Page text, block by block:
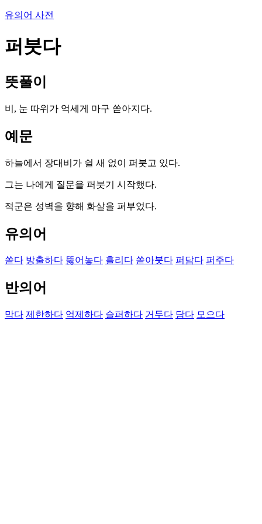
유의어 사전
퍼붓다
뜻풀이
비, 눈 따위가 억세게 마구 쏟아지다.
예문
하늘에서 장대비가 쉴 새 없이 퍼붓고 있다.
그는 나에게 질문을 퍼붓기 시작했다.
적군은 성벽을 향해 화살을 퍼부었다.
유의어
쏟다 방출하다 뚫어놓다 흘리다 쏟아붓다 퍼담다 퍼주다
반의어
막다 제한하다 억제하다 슬퍼하다 거두다 담다 모으다